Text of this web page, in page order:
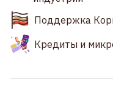
Поддержка
Кредиты и